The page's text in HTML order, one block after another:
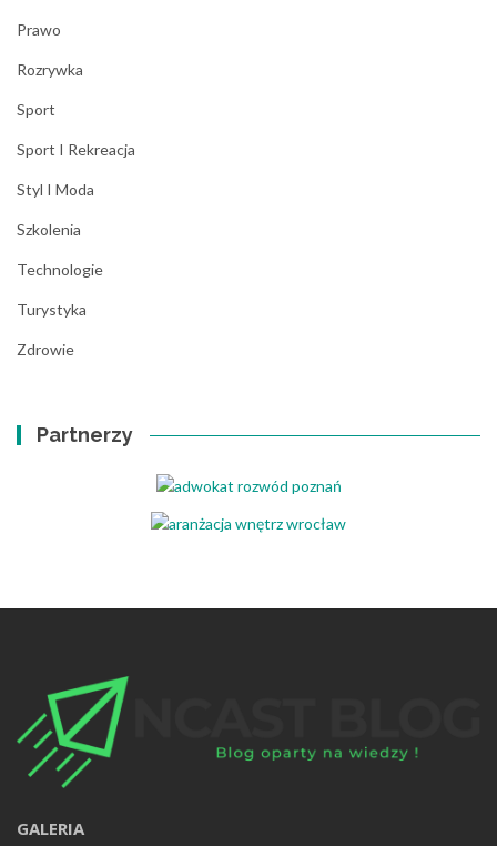
Prawo
Rozrywka
Sport
Sport I Rekreacja
Styl I Moda
Szkolenia
Technologie
Turystyka
Zdrowie
Partnerzy
GALERIA